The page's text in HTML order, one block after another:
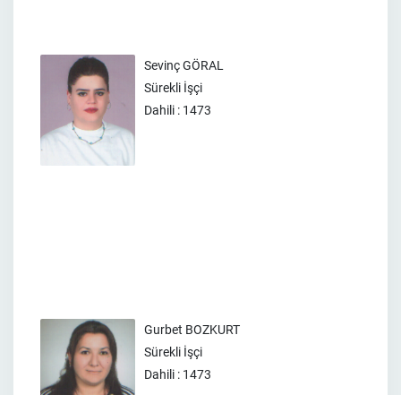
Sevinç GÖRAL
Sürekli İşçi
Dahili : 1473
Gurbet BOZKURT
Sürekli İşçi
Dahili : 1473